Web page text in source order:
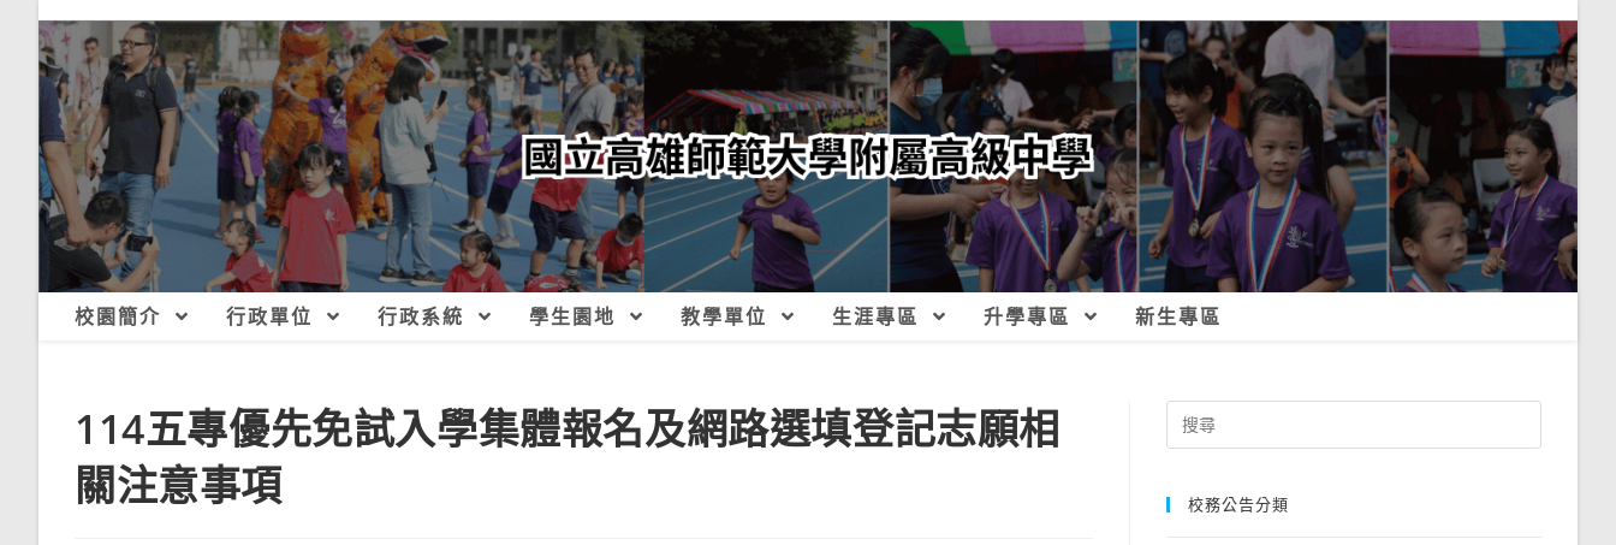
校園簡介 行政單位 行政系統 學生園地 教學單位 生涯專區 升學專區 新生專區
114五專優先免試入學集體報名及網路選填登記志願相
關注意事項
Search
for:
校務公告分類